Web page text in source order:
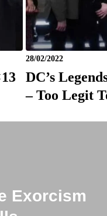
28/02/2022
DC’s
– Too Legit
Exorcism